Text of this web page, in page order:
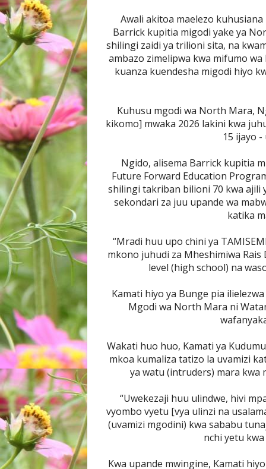
Awali akitoa maelezo
Barrick kupitia migodi yake ya
shilingi zaidi ya trilioni sita, na
ambazo zimelipwa kwa mifumo
kuanza kuendesha migodi hiyo
Kuhusu mgodi wa North Mara,
kikomo] mwaka 2026 lakini kwa
15 ijayo -
Ngido, alisema Barrick kupitia
Future Forward Education
shilingi takriban bilioni 70 kwa ajili
sekondari za juu upande wa
katika
“Mradi huu upo chini ya
mkono juhudi za Mheshimiwa Rais
level (high school) na
Kamati hiyo ya Bunge pia
Mgodi wa North Mara ni
Wakati huo huo, Kamati ya
mkoa kumaliza tatizo la uvamizi
ya watu (intruders) mara kwa
“Uwekezaji huu ulindwe, hivi
vyombo vyetu [vya ulinzi na
(uvamizi mgodini) kwa sababu
nchi yetu
Kwa upande mwingine, Kamati